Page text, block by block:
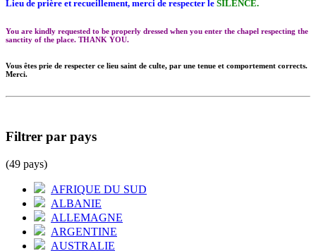
Lieu de prière et recueillement, merci de respecter le SILENCE.
You are kindly requested to be properly dressed when you enter the chapel respecting the
sanctity of the place. THANK YOU.
Vous êtes prie de respecter ce lieu saint de culte, par une tenue et comportement corrects.
Merci.
Filtrer par pays
(49 pays)
AFRIQUE DU SUD
ALBANIE
ALLEMAGNE
ARGENTINE
AUSTRALIE